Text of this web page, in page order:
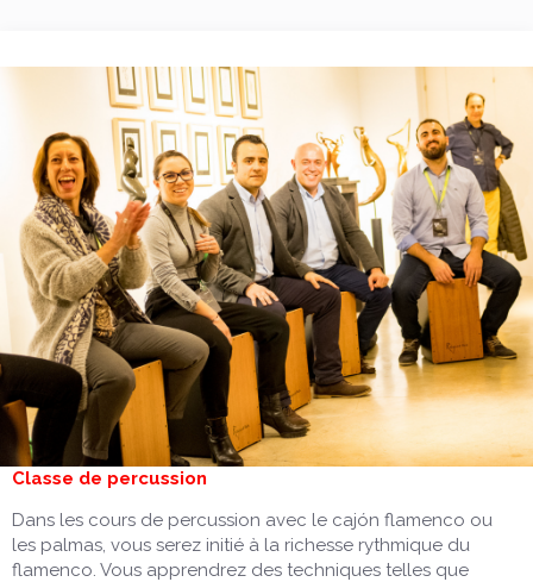
Classe de percussion
Dans les cours de percussion avec le cajón flamenco ou
les palmas, vous serez initié à la richesse rythmique du
flamenco. Vous apprendrez des techniques telles que